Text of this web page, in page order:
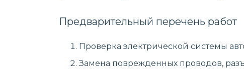
Предварительный перечень работ
Проверка электрической системы
Замена поврежденных проводов,